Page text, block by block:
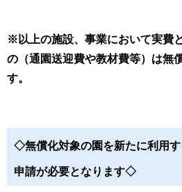
※以上の施設、事業において実費
の（通園送迎費や教材費等）は無
す。
◇無償化対象の園を新たに利用
申請が必要となります◇